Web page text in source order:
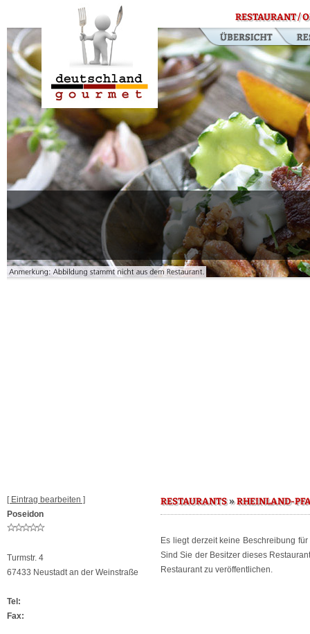
RESTAURANT /
[ Eintrag bearbeiten ]
Poseidon
Turmstr. 4
67433 Neustadt an der Weinstraße
Tel:
Fax:
RESTAURANTS»RHEINLAND-
Es liegt derzeit keine Beschreibung
Sind Sie der Besitzer dieses
Restaurant zu veröffentlichen.